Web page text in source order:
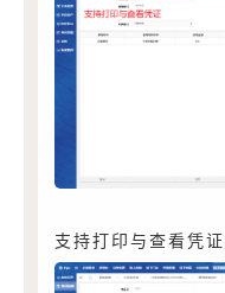
支持打印与查看凭证